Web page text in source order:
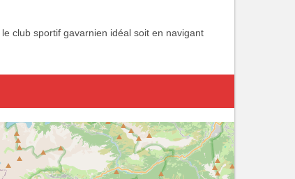
club sportif gavarnien idéal soit en navigant